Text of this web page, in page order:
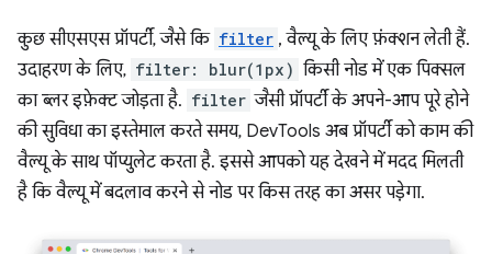
कुछ सीएसएस प्रॉपर्टी, जैसे कि filter , वैल्यू के लिए फ़ंक्शन लेती हैं.
उदाहरण के लिए, filter: blur(1px) किसी नोड में एक पिक्सल
का ब्लर इफ़ेक्ट जोड़ता है. filter जैसी प्रॉपर्टी के अपने-आप पूरे होने
की सुविधा का इस्तेमाल करते समय, DevTools अब प्रॉपर्टी को काम की
वैल्यू के साथ पॉप्युलेट करता है. इससे आपको यह देखने में मदद मिलती
है कि वैल्यू में बदलाव करने से नोड पर किस तरह का असर पड़ेगा.